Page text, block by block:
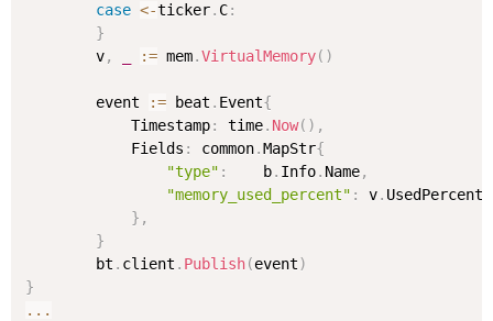
case <-ticker. C:
}
		v
, := mem.VirtualMemory( )
		event
:= beat . Event{
			Timestamp
: time. Now( ) ,
			Fields
: common.MapStr{
"type" :
    b
. Info. Name,
"memory_used_percent" : v. UsedPercent
} ,
}
		bt
. client . Publish(event)
}
...